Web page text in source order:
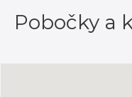
Pobočky a